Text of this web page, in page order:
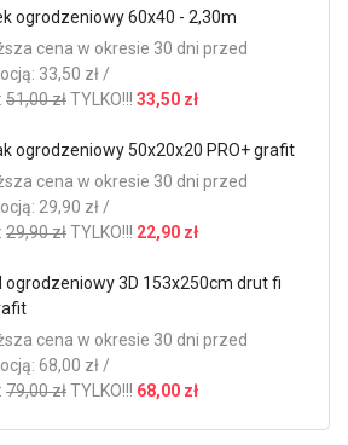
ogrodzeniowy 60x40 - 2,30m
cena w okresie 30 dni przed
33,50 zł /
51,00 złTYLKO!!! 33,50 zł
ogrodzeniowy 50x20x20 PRO+ grafit
cena w okresie 30 dni przed
29,90 zł /
29,90 złTYLKO!!! 22,90 zł
ogrodzeniowy 3D 153x250cm drut fi
cena w okresie 30 dni przed
68,00 zł /
79,00 złTYLKO!!! 68,00 zł